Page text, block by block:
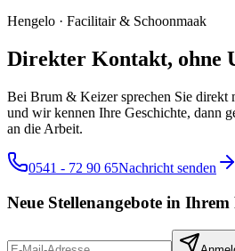
Hengelo · Facilitair & Schoonmaak
Direkter Kontakt, ohne
Bei Brum & Keizer sprechen Sie direkt
und wir kennen Ihre Geschichte, dann
an die Arbeit.
0541 - 72 90 65Nachricht senden
Neue Stellenangebote in Ihrem